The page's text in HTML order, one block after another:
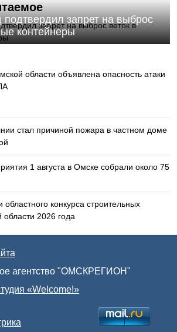
запрет на выброс
контейнеры
области объявлена опасность атаки
стал причиной пожара в частном доме
1 августа в Омске собрали около 75
конкурса строительных
2026 года
агентство "ОМСКРЕГИОН"
«Welcome!»